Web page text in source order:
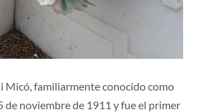
Micó, familiarmente conocido como
de noviembre de 1911 y fue el primer